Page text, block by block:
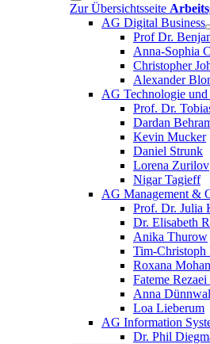
Zur Übersichtsseite
AG Digital Business
Prof Dr.
Anna-Sophia
Christopher
Alexander
AG Technologie
Prof. Dr.
Dardan
Kevin Mucker
Daniel Strunk
Lorena Zurilov
Nigar Tagieff
AG Management &
Prof. Dr. Julia
Dr. Elisabeth
Anika Thurow
Tim-Christoph
Roxana
Fateme
Anna
Loa Lieberum
AG Information
Dr. Phil